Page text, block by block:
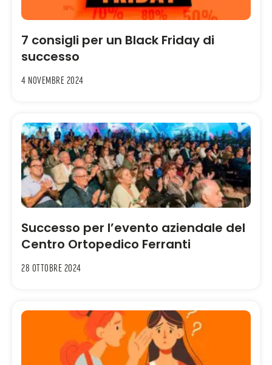
7 consigli per un Black Friday di
successo
4 Novembre 2024
Successo per l’evento aziendale del
Centro Ortopedico Ferranti
28 Ottobre 2024